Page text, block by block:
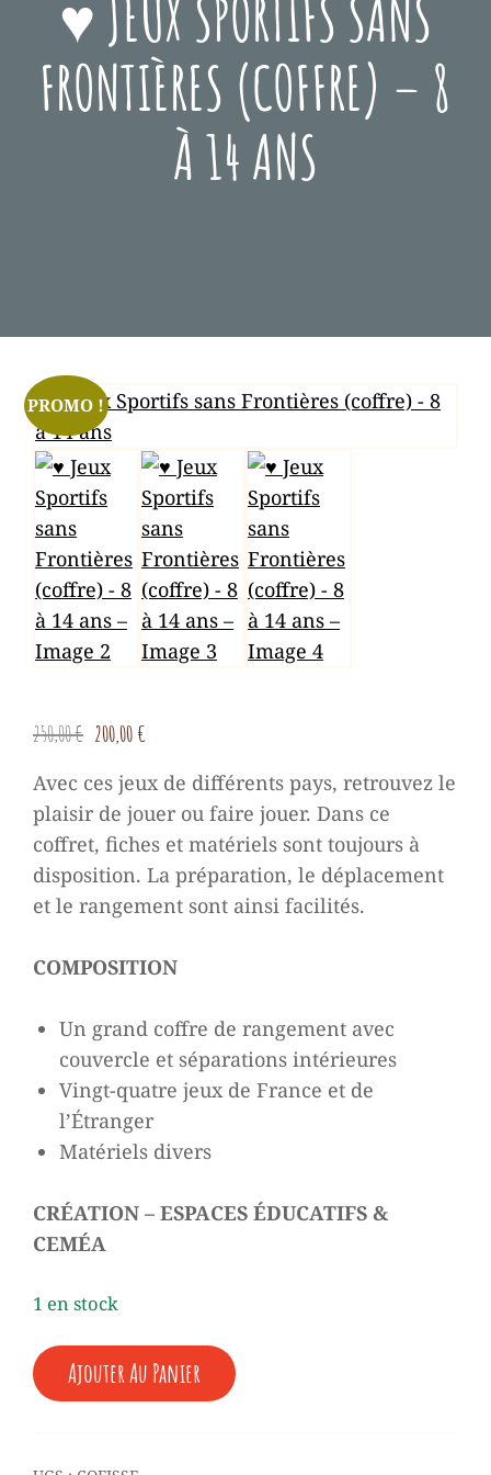
♥ JEUX SPORTIFS SANS
FRONTIÈRES (COFFRE) – 8
À 14 ANS
PROMO !
250,00€ Le
initial
était :
250,00 €.
200,00 €
actuel
est :
200,00 €.
Avec ces jeux de différents pays, retrouvez le
plaisir de jouer ou faire jouer. Dans ce
coffret, fiches et matériels sont toujours à
disposition. La préparation, le déplacement
et le rangement sont ainsi facilités.
COMPOSITION
Un grand coffre de rangement avec
couvercle et séparations intérieures
Vingt-quatre jeux de France et de
l’Étranger
Matériels divers
CRÉATION – ESPACES ÉDUCATIFS &
CEMÉA
1 en stock
QUANTITÉ
DE
♥
Ajouter Au Panier